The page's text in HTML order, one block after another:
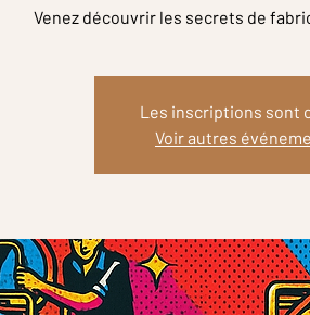
Venez découvrir les secrets de
Les inscriptions sont
Voir autres